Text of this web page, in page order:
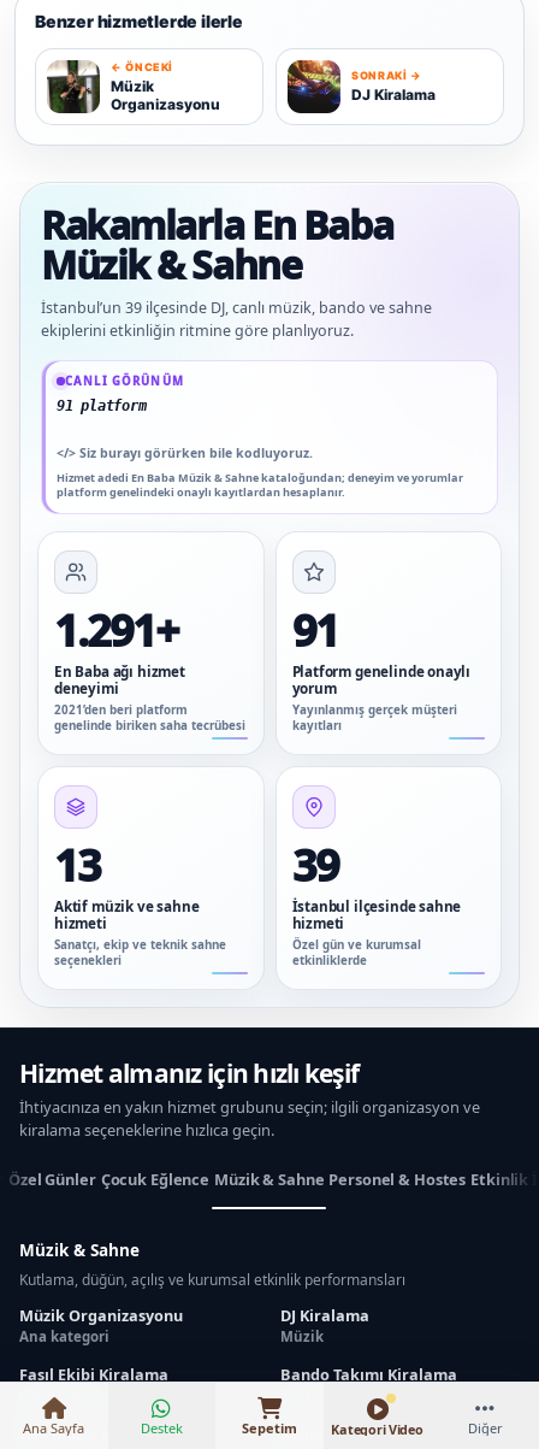
Benzer hizmetlerde ilerle
M
← ÖNCEKI
Müzik
Organizasyonu
D SONRAKI →
DJ Kiralama
Rakamlarla En Baba
Müzik & Sahne
İstanbul’un 39 ilçesinde DJ, canlı müzik, bando ve sahne
ekiplerini etkinliğin ritmine göre planlıyoruz.
CANLI GÖRÜNÜM
91 platform genelinde onaylı yorum
</> Siz burayı görürken bile kodluyoruz.
Hizmet adedi En Baba Müzik & Sahne kataloğundan; deneyim ve yorumlar
platform genelindeki onaylı kayıtlardan hesaplanır.
Güncel veriler: 1.291+ En Baba ağı hizmet deneyimi; 91 platform genelinde
1.291+
En Baba ağı hizmet
deneyimi
2021’den beri platform
genelinde biriken saha tecrübesi
91
Platform genelinde onaylı
yorum
Yayınlanmış gerçek müşteri
kayıtları
13
Aktif müzik ve sahne
hizmeti
Sanatçı, ekip ve teknik sahne
seçenekleri
39
İstanbul ilçesinde sahne
hizmeti
Özel gün ve kurumsal
etkinliklerde
Hizmet almanız için hızlı keşif
İhtiyacınıza en yakın hizmet grubunu seçin; ilgili organizasyon ve
kiralama seçeneklerine hızlıca geçin.
Özel Günler Çocuk Eğlence Müzik & Sahne Personel & Hostes Etkinlik
Müzik & Sahne
Kutlama, düğün, açılış ve kurumsal etkinlik performansları
Müzik Organizasyonu
Ana kategori
DJ Kiralama
Müzik
Fasıl Ekibi Kiralama
Canlı müzik
Bando Takımı Kiralama
Karşılama
Trio Müzik Grubu Kemancı Kiralama
Ana Sayfa Destek Sepetim Kategori Video Diğer